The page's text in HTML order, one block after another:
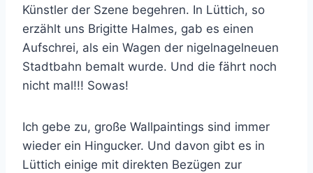
Künstler der Szene begehren. In Lüttich, so
erzählt uns Brigitte Halmes, gab es einen
Aufschrei, als ein Wagen der nigelnagelneuen
Stadtbahn bemalt wurde. Und die fährt noch
nicht mal!!! Sowas!
Ich gebe zu, große Wallpaintings sind immer
wieder ein Hingucker. Und davon gibt es in
Lüttich einige mit direkten Bezügen zur